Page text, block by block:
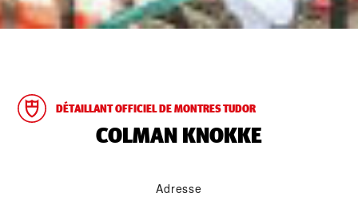
DÉTAILLANT OFFICIEL DE MONTRES TUDOR
‭COLMAN KNOKKE‬
Adresse